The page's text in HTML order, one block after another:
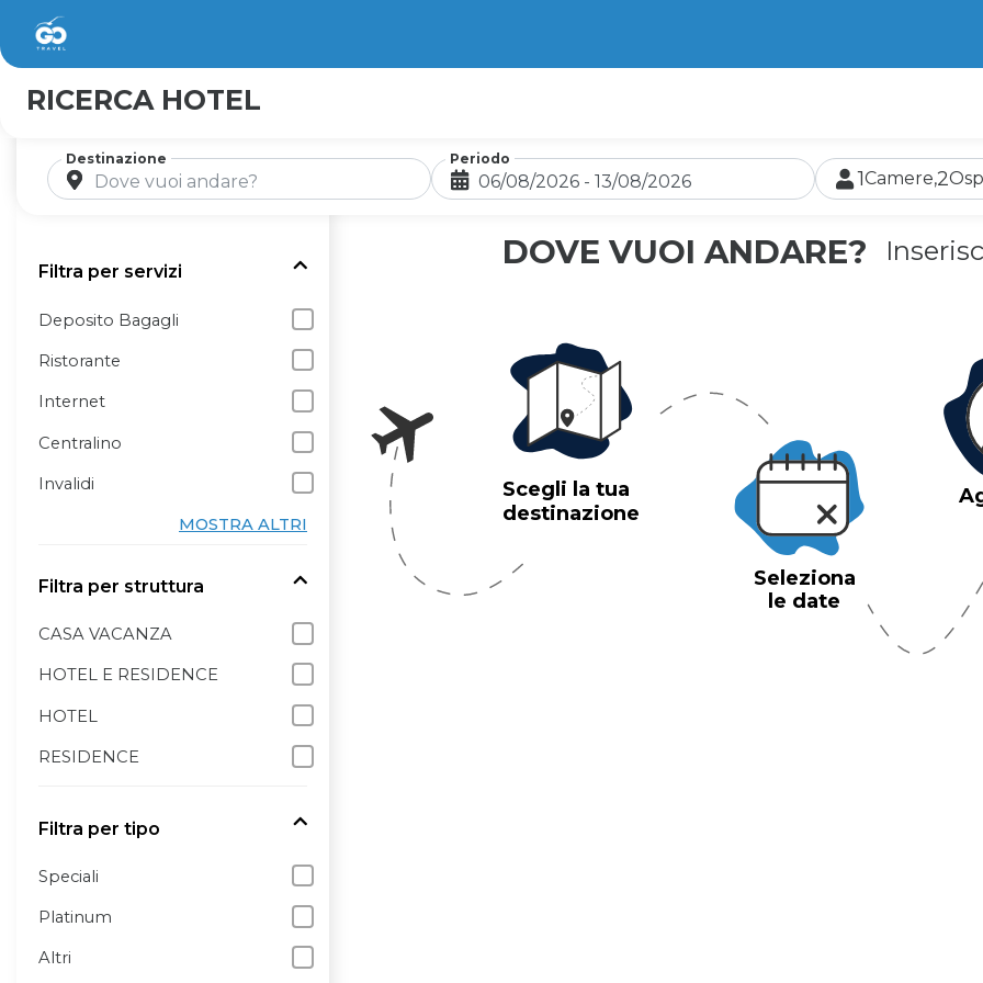
RICERCA HOTEL
Destinazione Periodo
1Camere,2
Filtra per servizi
Deposito Bagagli
Ristorante
Internet
Centralino
Invalidi
MOSTRA ALTRI
Filtra per struttura
CASA VACANZA
HOTEL E RESIDENCE
HOTEL
RESIDENCE
Filtra per tipo
Speciali
Platinum
Altri
DOVE VUOI ANDARE?
Seleziona
le date
Scegli la tua
destinazione